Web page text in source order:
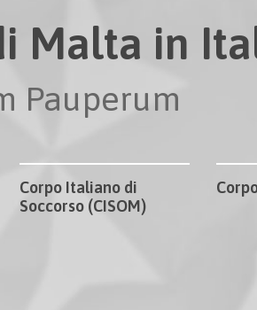
Malta in
Pauperum
Corpo Italiano di
Soccorso (CISOM)